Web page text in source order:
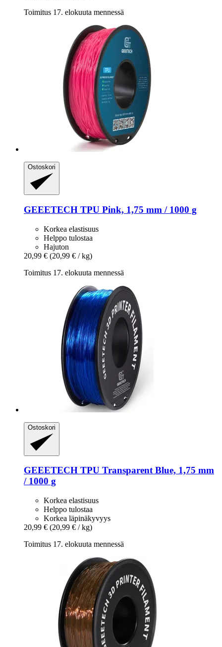
Toimitus 17. elokuuta mennessä
Ostoskori
GEEETECH TPU Pink, 1,75 mm / 1000 g
Korkea elastisuus
Helppo tulostaa
Hajuton
20,99 € (20,99 € / kg)
Toimitus 17. elokuuta mennessä
Ostoskori
GEEETECH TPU Transparent Blue, 1,75 mm
/ 1000 g
Korkea elastisuus
Helppo tulostaa
Korkea läpinäkyvyys
20,99 € (20,99 € / kg)
Toimitus 17. elokuuta mennessä